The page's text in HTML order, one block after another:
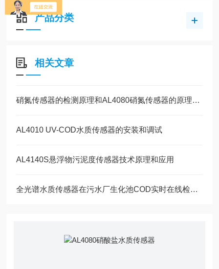
产品分类
相关文章
硝氮传感器的检测原理和AL4080硝氮传感器的原理和应用
AL4010 UV-COD水质传感器的安装和调试
AL4140S悬浮物污泥度传感器技术原理和应用
全光谱水质传感器在污水厂生化池COD实时在线检测的应用